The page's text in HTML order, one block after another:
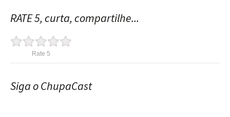
RATE 5, curta, compartilhe...
Rate 5
Siga o ChupaCast